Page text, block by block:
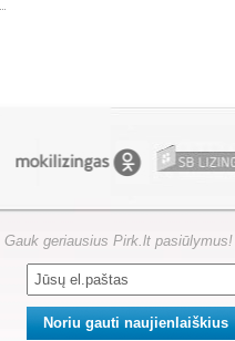
Gauk geriausius Pirk.lt pasiūlymus!